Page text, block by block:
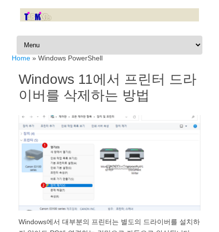
Skip to content
Home » Windows PowerShell
Windows 11에서 프린터 드라
이버를 삭제하는 방법
Windows에서 대부분의 프린터는 별도의 드라이버를 설치하